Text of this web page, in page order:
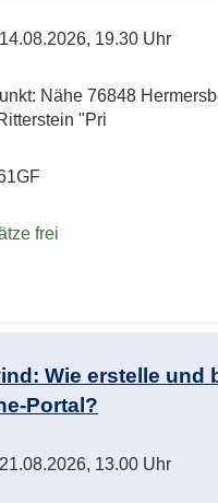
14.08.2026, 19.30 Uhr
Nähe 76848
"Pri
frei
Wie erstelle und
Portal?
21.08.2026, 13.00 Uhr